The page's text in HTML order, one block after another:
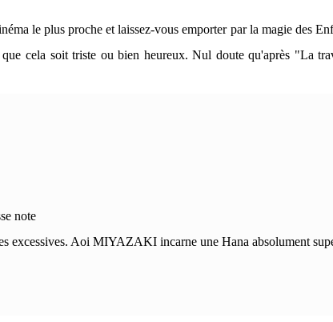
le plus proche et laissez-vous emporter par la magie des
cela soit triste ou bien heureux. Nul doute qu'après "La
note
excessives. Aoi MIYAZAKI incarne une Hana absolument